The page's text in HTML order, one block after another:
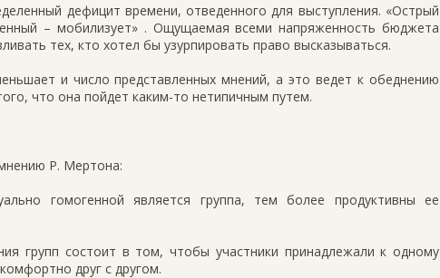
дефицит времени, отведенного для выступления. «Острый
– мобилизует» . Ощущаемая всеми напряженность бюджета
тех, кто хотел бы узурпировать право высказываться.
и число представленных мнений, а это ведет к обеднению
что она пойдет каким-то нетипичным путем.
Р. Мертона:
гомогенной является группа, тем более продуктивны ее
групп состоит в том, чтобы участники принадлежали к одному
друг с другом.